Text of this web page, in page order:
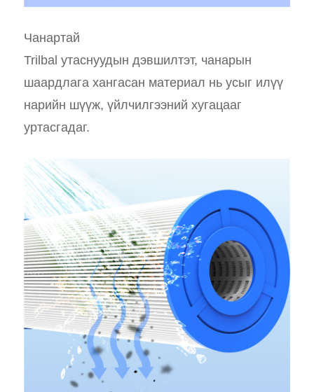
Чанартай
Trilbal утаснуудын дэвшилтэт, чанарын
шаардлага хангасан материал нь усыг илүү
нарийн шүүж, үйлчилгээний хугацааг
уртасгадаг.